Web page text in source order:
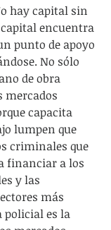
hay capital sin
encuentra
punto de apoyo
No sólo
de obra
mercados
capacita
lumpen que
criminales que
financiar a los
y las
más
policial es la